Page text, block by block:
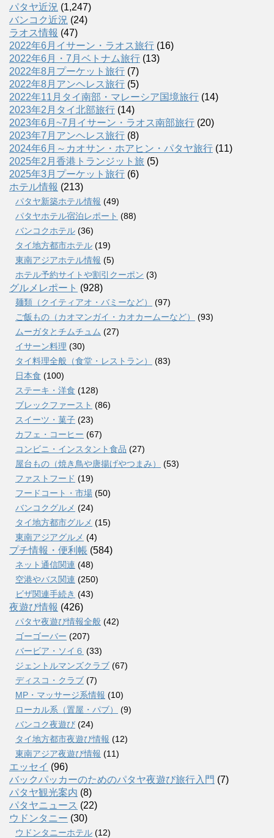
パタヤ近況 (1,247)
バンコク近況 (24)
ラオス情報 (47)
2022年6月イサーン・ラオス旅行 (16)
2022年6月・7月ベトナム旅行 (13)
2022年8月プーケット旅行 (7)
2022年8月アンヘレス旅行 (5)
2022年11月タイ南部・マレーシア国境旅行 (14)
2023年2月タイ北部旅行 (14)
2023年6月~7月イサーン・ラオス南部旅行 (20)
2023年7月アンヘレス旅行 (8)
2024年6月～カオサン・ホアヒン・パタヤ旅行 (11)
2025年2月香港トランジット旅 (5)
2025年3月プーケット旅行 (6)
ホテル情報 (213)
パタヤ新築ホテル情報 (49)
パタヤホテル宿泊レポート (88)
バンコクホテル (36)
タイ地方都市ホテル (19)
東南アジアホテル情報 (5)
ホテル予約サイトや割引クーポン (3)
グルメレポート (928)
麺類（クイティアオ・バミーなど）
(97)
ご飯もの（カオマンガイ・カオカームーなど）
(93)
ムーガタとチムチュム (27)
イサーン料理 (30)
タイ料理全般（食堂・レストラン）
(83)
日本食 (100)
ステーキ・洋食 (128)
ブレックファースト (86)
スイーツ・菓子 (23)
カフェ・コーヒー (67)
コンビニ・インスタント食品 (27)
屋台もの（焼き鳥や唐揚げやつまみ）
(53)
ファストフード (19)
フードコート・市場 (50)
バンコクグルメ (24)
タイ地方都市グルメ (15)
東南アジアグルメ (4)
プチ情報・便利帳 (584)
ネット通信関連 (48)
空港やバス関連 (250)
ビザ関連手続き (43)
夜遊び情報 (426)
パタヤ夜遊び情報全般 (42)
ゴーゴーバー (207)
バービア・ソイ６ (33)
ジェントルマンズクラブ (67)
ディスコ・クラブ (7)
MP・マッサージ系情報 (10)
ローカル系（置屋・パブ）
(9)
バンコク夜遊び (24)
タイ地方都市夜遊び情報 (12)
東南アジア夜遊び情報 (11)
エッセイ (96)
バックパッカーのためのパタヤ夜遊び旅行入門 (7)
パタヤ観光案内 (8)
パタヤニュース (22)
ウドンタニー (30)
ウドンタニーホテル (12)